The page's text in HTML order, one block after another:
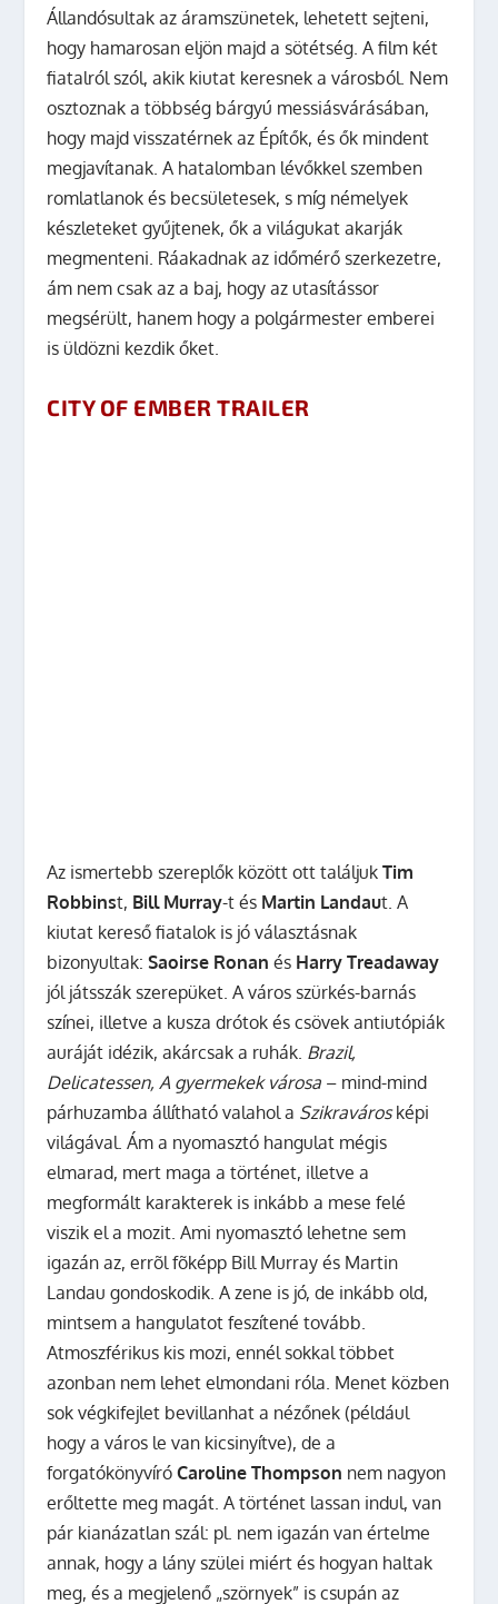
Állandósultak az áramszünetek, lehetett sejteni,
hogy hamarosan eljön majd a sötétség. A film két
fiatalról szól, akik kiutat keresnek a városból. Nem
osztoznak a többség bárgyú messiásvárásában,
hogy majd visszatérnek az Építők, és ők mindent
megjavítanak. A hatalomban lévőkkel szemben
romlatlanok és becsületesek, s míg némelyek
készleteket gyűjtenek, ők a világukat akarják
megmenteni. Ráakadnak az időmérő szerkezetre,
ám nem csak az a baj, hogy az utasítássor
megsérült, hanem hogy a polgármester emberei
is üldözni kezdik őket.
CITY OF EMBER TRAILER
Az ismertebb szereplők között ott találjukTim
Robbinst, Bill Murray-t és Martin Landaut. A
kiutat kereső fiatalok is jó választásnak
bizonyultak:Saoirse Ronan és Harry Treadaway
jól játsszák szerepüket. A város szürkés-barnás
színei, illetve a kusza drótok és csövek antiutópiák
auráját idézik, akárcsak a ruhák. Brazil,
Delicatessen, A gyermekek városa – mind-mind
párhuzamba állítható valahol a Szikravárosképi
világával. Ám a nyomasztó hangulat mégis
elmarad, mert maga a történet, illetve a
megformált karakterek is inkább a mese felé
viszik el a mozit. Ami nyomasztó lehetne sem
igazán az, errõl fõképp Bill Murray és Martin
Landau gondoskodik. A zene is jó, de inkább old,
mintsem a hangulatot feszítené tovább.
Atmoszférikus kis mozi, ennél sokkal többet
azonban nem lehet elmondani róla. Menet közben
sok végkifejlet bevillanhat a nézőnek (például
hogy a város le van kicsinyítve), de a
forgatókönyvíróCaroline Thompson nem nagyon
erőltette meg magát. A történet lassan indul, van
pár kianázatlan szál: pl. nem igazán van értelme
annak, hogy a lány szülei miért és hogyan haltak
meg, és a megjelenő „szörnyek” is csupán az